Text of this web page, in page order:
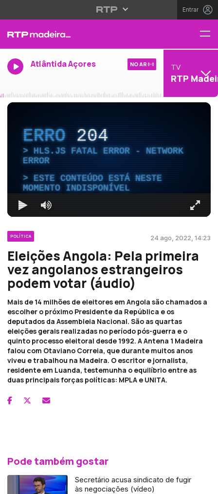
Entrar
Atlântida Açores NO AR TV
RTP
ERRO204
HLS.JS FATAL ERROR - NETWORK
ERROR
ESTE CONTEÚDO ESTÁ NESTE
MOMENTO INDISPONÍVEL
POLÍTICA 24 ago, 2022, 14:23
Eleições Angola: Pela primeira
vez angolanos estrangeiros
podem votar (áudio)
Mais de 14 milhões de eleitores em Angola são chamados a
escolher o próximo Presidente da República e os
deputados da Assembleia Nacional. São as quartas
eleições gerais realizadas no período pós-guerra e o
quinto processo eleitoral desde 1992. A Antena 1 Madeira
falou com Otaviano Correia, que durante muitos anos
viveu e trabalhou na Madeira. O escritor e jornalista,
residente em Luanda, testemunha o equilíbrio entre as
duas principais forças políticas: MPLA e UNITA.
Pode também gostar
Secretário acusa sindicato de fugir
às negociações (vídeo)